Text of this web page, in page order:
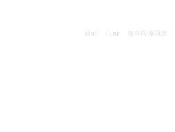
Mail Link 海外医療通訳